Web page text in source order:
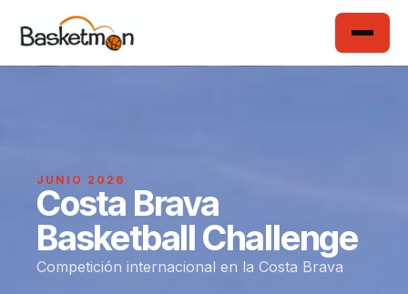
JUNIO 2026
Costa Brava
Basketball Challenge
Competición internacional en la Costa Brava